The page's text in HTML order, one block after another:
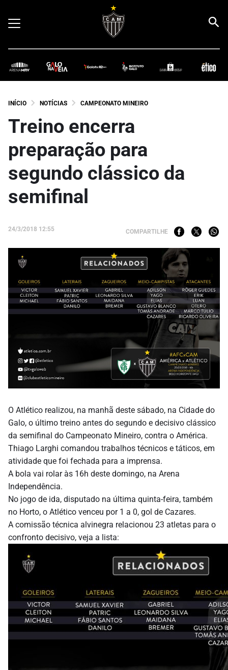
INÍCIO NOTÍCIAS CAMPEONATO MINEIRO
Treino encerra
preparação para
segundo clássico da
semifinal
24/3/2018 12:55 COMPARTILHE
O Atlético realizou, na manhã deste sábado, na Cidade do
Galo, o último treino antes do segundo e decisivo clássico
da semifinal do Campeonato Mineiro, contra o América.
Thiago Larghi comandou trabalhos técnicos e táticos, em
atividade que foi fechada para a imprensa.
A bola vai rolar às 16h deste domingo, na Arena
Independência.
No jogo de ida, disputado na última quinta-feira, também
no Horto, o Atlético venceu por 1 a 0, gol de Cazares.
A comissão técnica alvinegra relacionou 23 atletas para o
confronto decisivo, veja a lista: